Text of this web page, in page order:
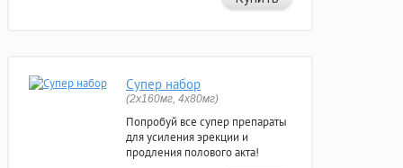
Супер набор
(2х160мг, 4х80мг)
Попробуй все супер препараты
для усиления эрекции и
продления полового акта!